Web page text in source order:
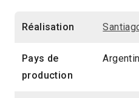
Réalisation
Pays de
production